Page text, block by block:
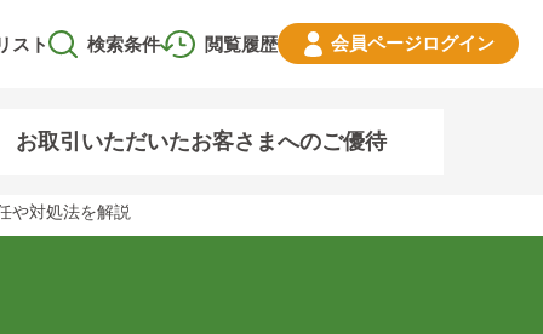
閲覧履歴
スト 検索条件 会員ページログイン
お取引いただいたお客さまへのご優待
や対処法を解説